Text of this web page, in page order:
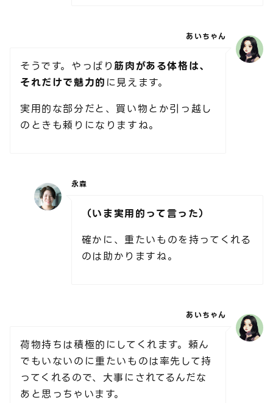
あいちゃん
そうです。やっぱり筋肉がある体格は、
それだけで魅力的 に見えます。
実用的な部分だと、買い物とか引っ越し
のときも頼りになりますね。
永森
（いま実用的って言った）
確かに、重たいものを持ってくれる
のは助かりますね。
あいちゃん
荷物持ちは積極的にしてくれます。頼ん
でもいないのに重たいものは率先して持
ってくれるので、大事にされてるんだな
あと思っちゃいます。